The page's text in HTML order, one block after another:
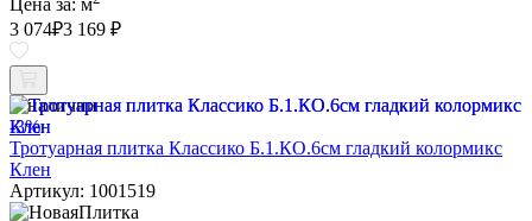
Цена за: м
3 074₽3 169 ₽
В наличии
-3%
Тротуарная плитка Классико Б.1.КО.6см гладкий колормикс
Клен
Артикул: 1001519